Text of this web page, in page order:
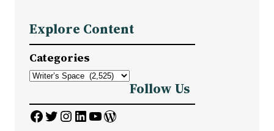
r
c
h
Explore Content
Categories
Follow Us
Facebook Twitter InstagramLinkedIn YouTube WordPress